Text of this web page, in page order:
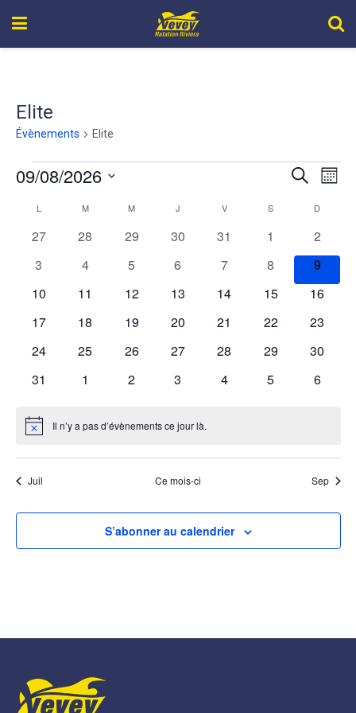
Elite
Évènements Elite
de
vues
Recherche
Mois
09/08/2026
date.
Calendrier
de
Évènements
L M M J V S D
0
27
0
28
0
29
0
30
0
31
0
évènements
1
0
2
0
3
0
4
0
5
0
6
0
7
0
évènements
8
0
9
0
10
0
11
0
12
0
13
0
14
0
15
0
16
0
17
0
18
0
19
0
20
0
21
0
22
0
23
0
24
0
25
0
26
0
27
0
28
0
29
0
30
0
31
0
1
0
2
0
3
0
4
0
5
0
6
Notice Il n’y a pas d’évènements ce jour là.
Juil Ce mois-ci Sep
S’abonner au calendrier